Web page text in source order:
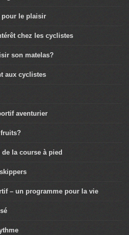
pour le plaisir
chez les cyclistes
son matelas?
aux cyclistes
aventurier
fruits?
la course à pied
– un programme pour la vie